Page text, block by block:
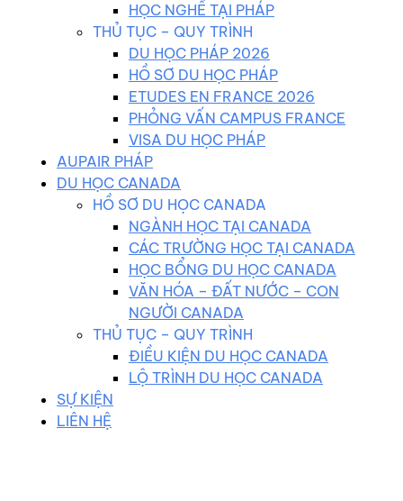
HỌC NGHỀ TẠI PHÁP
THỦ TỤC – QUY TRÌNH
DU HỌC PHÁP 2026
HỒ SƠ DU HỌC PHÁP
ETUDES EN FRANCE 2026
PHỎNG VẤN CAMPUS FRANCE
VISA DU HỌC PHÁP
AUPAIR PHÁP
DU HỌC CANADA
HỒ SƠ DU HỌC CANADA
NGÀNH HỌC TẠI CANADA
CÁC TRƯỜNG HỌC TẠI CANADA
HỌC BỔNG DU HỌC CANADA
VĂN HÓA – ĐẤT NƯỚC – CON
NGƯỜI CANADA
THỦ TỤC – QUY TRÌNH
ĐIỀU KIỆN DU HỌC CANADA
LỘ TRÌNH DU HỌC CANADA
SỰ KIỆN
LIÊN HỆ